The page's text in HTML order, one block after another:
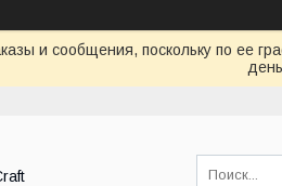
и сообщения, поскольку по ее